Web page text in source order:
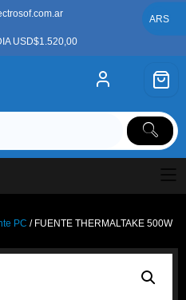
USD$1.520,00
PC / FUENTE THERMALTAKE 500W
ARS